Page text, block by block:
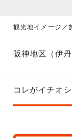
観光地イメージ／
阪神地区（伊
コレがイチオシ